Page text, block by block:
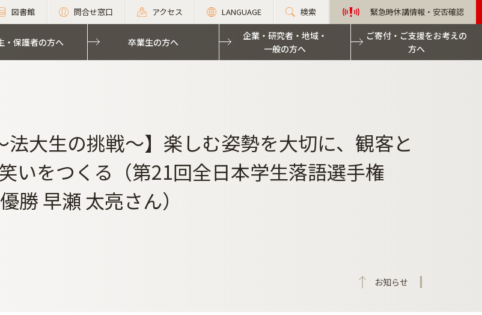
図書館 問合せ窓口 アクセス LANGUAGE 検索 緊急時休講情報・安否確認
・保護者の方へ 卒業生の方へ
企業・研究者・地域・
一般の方へ
ご寄付・ご支援をお考えの
方へ
法大生の挑戦～】楽しむ姿勢を大切に、観客と
いをつくる（第21回全日本学生落語選手権
勝 早瀬 太亮さん）
お知らせ